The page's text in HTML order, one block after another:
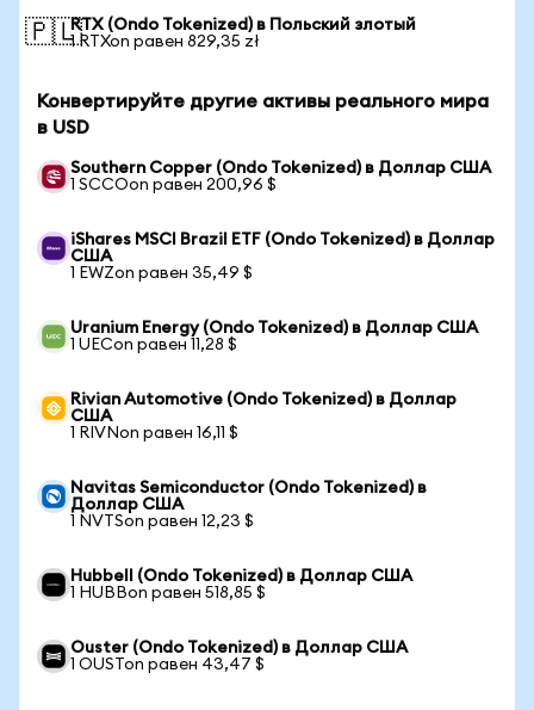
🇵🇱RTX (Ondo Tokenized) в Польский злотый
1 RTXon равен 829,35 zł
Конвертируйте другие активы реального мира
в USD
Southern Copper (Ondo Tokenized) в Доллар США
1 SCCOon равен 200,96 $
iShares MSCI Brazil ETF (Ondo Tokenized) в Доллар
США
1 EWZon равен 35,49 $
Uranium Energy (Ondo Tokenized) в Доллар США
1 UECon равен 11,28 $
Rivian Automotive (Ondo Tokenized) в Доллар
США
1 RIVNon равен 16,11 $
Navitas Semiconductor (Ondo Tokenized) в
Доллар США
1 NVTSon равен 12,23 $
Hubbell (Ondo Tokenized) в Доллар США
1 HUBBon равен 518,85 $
Ouster (Ondo Tokenized) в Доллар США
1 OUSTon равен 43,47 $